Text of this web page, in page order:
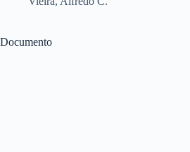
Documento